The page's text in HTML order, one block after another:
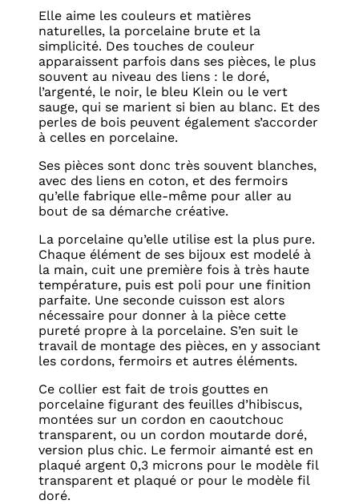
Elle aime les couleurs et matières
naturelles, la porcelaine brute et la
simplicité. Des touches de couleur
apparaissent parfois dans ses pièces, le plus
souvent au niveau des liens : le doré,
l’argenté, le noir, le bleu Klein ou le vert
sauge, qui se marient si bien au blanc. Et des
perles de bois peuvent également s’accorder
à celles en porcelaine.
Ses pièces sont donc très souvent blanches,
avec des liens en coton, et des fermoirs
qu’elle fabrique elle-même pour aller au
bout de sa démarche créative.
La porcelaine qu’elle utilise est la plus pure.
Chaque élément de ses bijoux est modelé à
la main, cuit une première fois à très haute
température, puis est poli pour une finition
parfaite. Une seconde cuisson est alors
nécessaire pour donner à la pièce cette
pureté propre à la porcelaine. S’en suit le
travail de montage des pièces, en y associant
les cordons, fermoirs et autres éléments.
Ce collier est fait de trois gouttes en
porcelaine figurant des feuilles d’hibiscus,
montées sur un cordon en caoutchouc
transparent, ou un cordon moutarde doré,
version plus chic. Le fermoir aimanté est en
plaqué argent 0,3 microns pour le modèle fil
transparent et plaqué or pour le modèle fil
doré.